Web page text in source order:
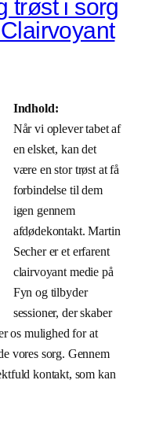
trøst i sorg
Indhold:
Når vi oplever tabet af
en elsket, kan det
være en stor trøst at få
forbindelse til dem
igen gennem
afdødekontakt. Martin
Secher er et erfarent
clairvoyant medie på
Fyn og tilbyder
sessioner, der skaber
os mulighed for at
vores sorg. Gennem
kontakt, som kan